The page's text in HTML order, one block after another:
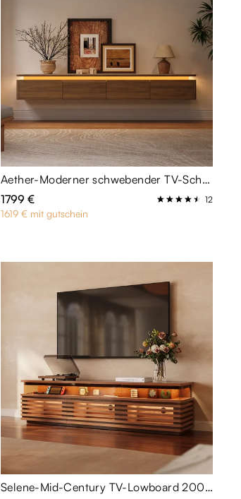
Aether-Moderner schwebender TV-Schrank 240 cm mit Sinterstein-Platte & dimmbarer LED-Beleuchtung - wandmontierte Medienkonsole für Wohnzimmer
1799 €
12
1619 € mit gutschein
Selene-Mid-Century TV-Lowboard 200cm mit horizontalem Lamellendekor & LED-Leist